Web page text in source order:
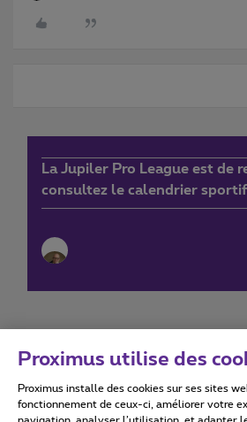
La Jupiler Pro League est de
consultez le calendrier
Conditions d'utilisation
Proximus utilise des
Proximus installe des cookies sur ses sites
fonctionnement de ceux-ci, améliorer votre